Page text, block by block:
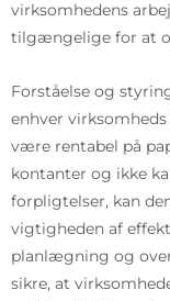
virksomhedens
tilgængelige for at
Forståelse og
enhver
være rentabel på
kontanter og ikke
forpligtelser, kan
vigtigheden af
planlægning og
sikre, at